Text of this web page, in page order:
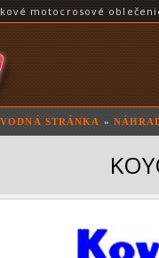
motocrosové
STRÁNKA »